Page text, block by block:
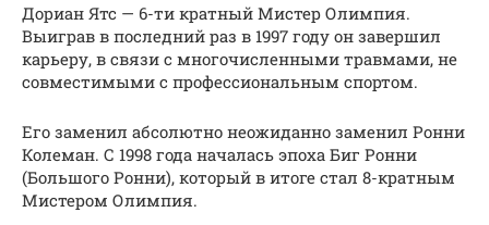
Дориан Ятс — 6-ти кратный Мистер Олимпия.
Выиграв в последний раз в 1997 году он завершил
карьеру, в связи с многочисленными травмами, не
совместимыми с профессиональным спортом.
Его заменил абсолютно неожиданно заменил Ронни
Колеман. С 1998 года началась эпоха Биг Ронни
(Большого Ронни), который в итоге стал 8-кратным
Мистером Олимпия.